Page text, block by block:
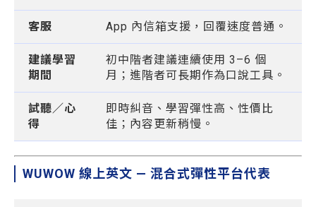
客服 App 內信箱支援，回覆速度普通。
建議學習
期間
初中階者建議連續使用 3–6 個
月；進階者可長期作為口說工具。
試聽／心
得
即時糾音、學習彈性高、性價比
佳；內容更新稍慢。
WUWOW 線上英文 — 混合式彈性平台代表